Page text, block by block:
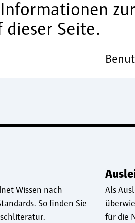
dieser Seite.
Wissen nach
So finden Sie
Als
für die